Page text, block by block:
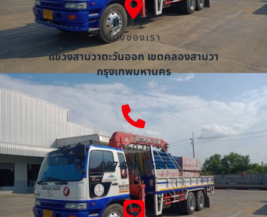
ที่ตั้งของเรา
แขวงสามวาตะวันออก เขตคลองสามวา
กรุงเทพมหานคร
โทรด่วน
087-851-5521